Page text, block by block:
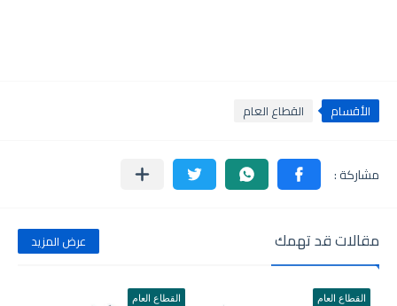
الأقسام القطاع العام
مقالات قد تهمك عرض المزيد
القطاع العام القطاع العام